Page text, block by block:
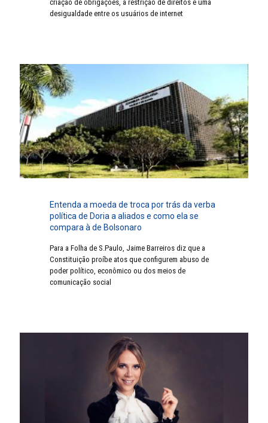
criação de obrigações, a restrição de direitos e uma
desigualdade entre os usuários de internet
Entenda a moeda de troca por trás da verba
política de Doria a aliados e como ela se
compara à de Bolsonaro
Para a Folha de S.Paulo, Jaime Barreiros diz que a
Constituição proíbe atos que configurem abuso de
poder político, econômico ou dos meios de
comunicação social